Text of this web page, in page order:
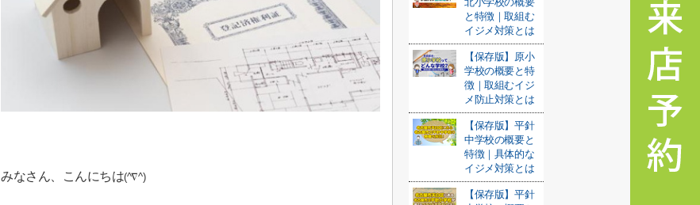
みなさん、こんにちは(^∇^)
と特徴｜取組む
イジメ対策とは
【保存版】原小
学校の概要と特
徴｜取組むイジ
メ防止対策とは
【保存版】平針
中学校の概要と
特徴｜具体的な
イジメ対策とは
【保存版】平針